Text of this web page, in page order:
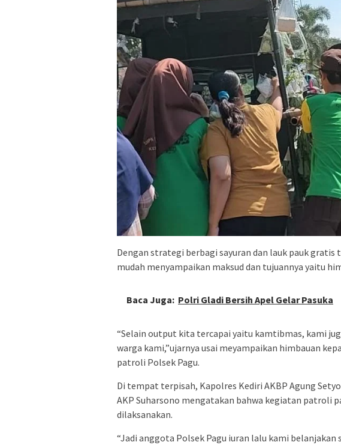
Dengan strategi berbagi sayuran dan lauk pauk
mudah menyampaikan maksud dan tujuannya yaitu
Baca Juga: Polri Gladi Bersih Apel Gelar Pasuka
“Selain output kita tercapai yaitu kamtibmas, kami
warga kami,”ujarnya usai meyampaikan himbauan
patroli Polsek Pagu.
Di tempat terpisah, Kapolres Kediri AKBP Agung
AKP Suharsono mengatakan bahwa kegiatan patroli
dilaksanakan.
“Jadi anggota Polsek Pagu iuran lalu kami belanjakan